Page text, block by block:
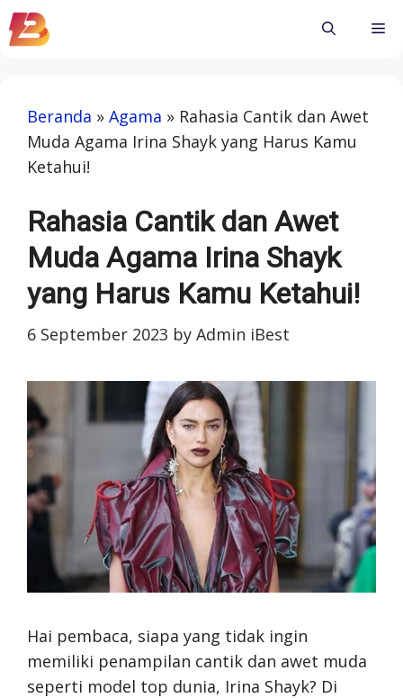
Skip
to
Beranda » Agama » Rahasia Cantik dan Awet
Muda Agama Irina Shayk yang Harus Kamu
Ketahui!
Rahasia Cantik dan Awet
Muda Agama Irina Shayk
yang Harus Kamu Ketahui!
6 September 2023 by Admin iBest
Hai pembaca, siapa yang tidak ingin
memiliki penampilan cantik dan awet muda
seperti model top dunia, Irina Shayk? Di